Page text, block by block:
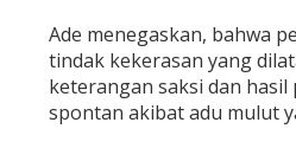
Ade menegaskan, bahwa
tindak kekerasan yang
keterangan saksi dan
spontan akibat adu mulut